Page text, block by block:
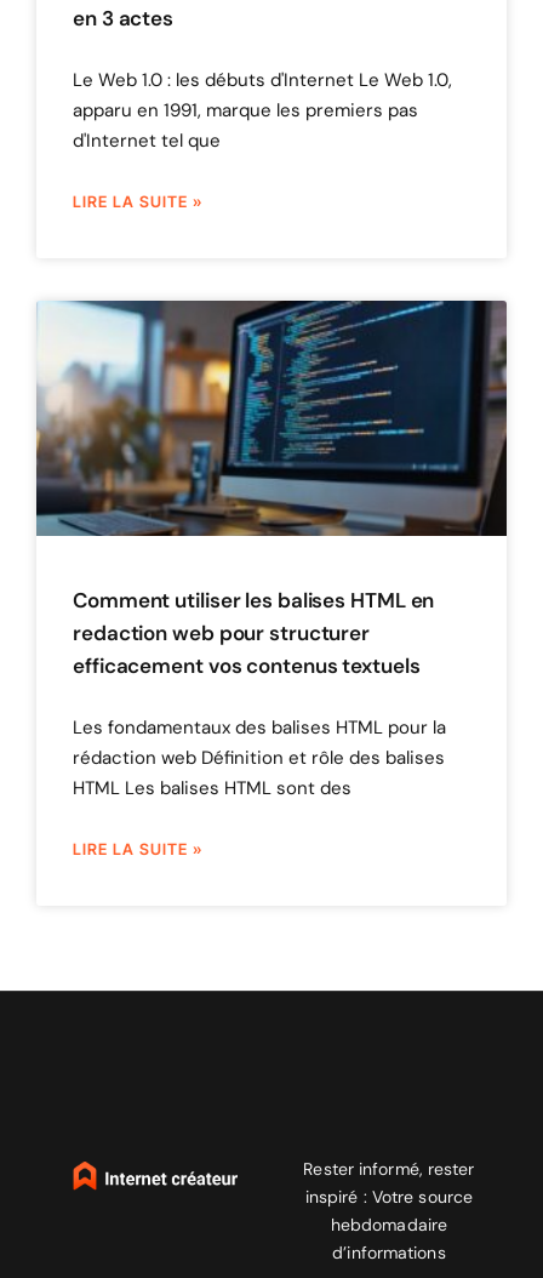
en 3 actes
Le Web 1.0 : les débuts d'Internet Le Web 1.0,
apparu en 1991, marque les premiers pas
d'Internet tel que
LIRE LA SUITE »
Comment utiliser les balises HTML en
redaction web pour structurer
efficacement vos contenus textuels
Les fondamentaux des balises HTML pour la
rédaction web Définition et rôle des balises
HTML Les balises HTML sont des
LIRE LA SUITE »
Rester informé, rester
inspiré : Votre source
hebdomadaire
d’informations